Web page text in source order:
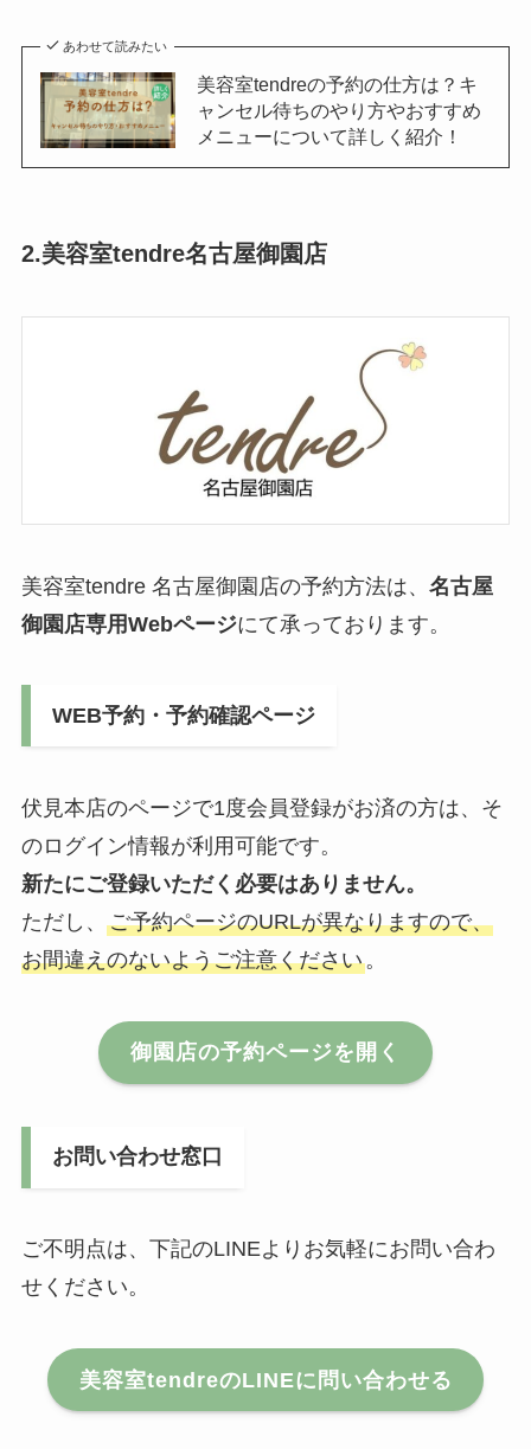
あわせて読みたい
美容室tendreの予約の仕方は？キ
ャンセル待ちのやり方やおすすめ
メニューについて詳しく紹介！
2.美容室tendre名古屋御園店
美容室tendre 名古屋御園店の予約方法は、 名古屋
御園店専用Webページにて承っております。
WEB予約・予約確認ページ
伏見本店のページで1度会員登録がお済の方は、そ
のログイン情報が利用可能です。
新たにご登録いただく必要はありません。
ただし、 ご予約ページのURLが異なりますので、
お間違えのないようご注意ください。
御園 店の予約ページを開く
お問い合わせ窓口
ご不明点は、下記のLINEよりお気軽にお問い合わ
せください。
美容室tendreのLINEに問い合わせる